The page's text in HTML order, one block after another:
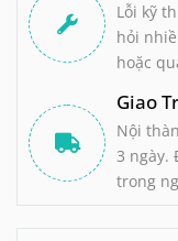
Lỗi kỹ
hỏi
hoặc
Giao
Nội
3 ngày.
trong